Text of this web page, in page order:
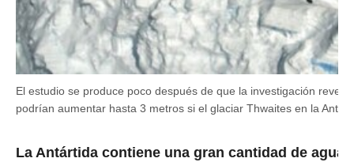
El estudio se produce poco después de que la investigación
podrían aumentar hasta 3 metros si el glaciar Thwaites en la
La Antártida contiene una gran cantidad de